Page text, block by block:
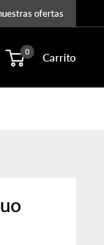
ofertas
0 Carrito